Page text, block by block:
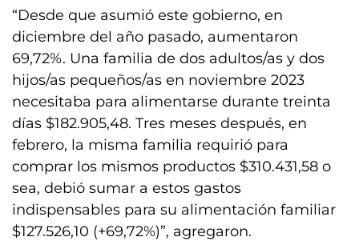
“Desde que asumió este gobierno, en
diciembre del año pasado, aumentaron
69,72%. Una familia de dos adultos/as y dos
hijos/as pequeños/as en noviembre 2023
necesitaba para alimentarse durante treinta
días $182.905,48. Tres meses después, en
febrero, la misma familia requirió para
comprar los mismos productos $310.431,58 o
sea, debió sumar a estos gastos
indispensables para su alimentación familiar
$127.526,10 (+69,72%)”, agregaron.